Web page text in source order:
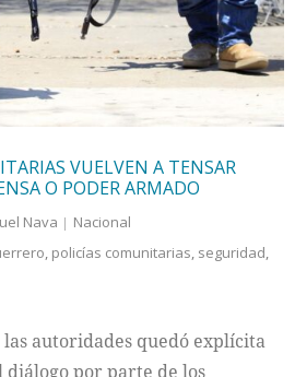
VUELVEN A TENSAR
O PODER ARMADO
Nava
Nacional
, policías comunitarias, seguridad,
autoridades quedó explícita
por parte de los